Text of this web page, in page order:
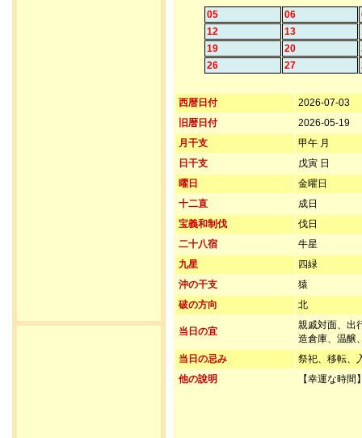
05 06
12
13
19
20
26
27
西暦日付
2026-07-03
旧暦日付
2026-05-19
月干支
甲午 月
日干支
戊寅 日
曜日
金曜日
十二直
成日
宝義和制伐
伐日
二十八宿
牛星
九星
四緑
沖の干支
猿
破の方向
北
当日の宜
親戚対面、出
造倉庫、温醸
当日の忌み
祭祀、移転、
他の說明
【幸運な時